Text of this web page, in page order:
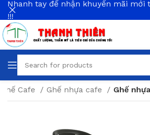
Ghế Cafe Ghế nhựa cafe Ghế
Nhanh tay để nhận khuyến mãi mới
!!!